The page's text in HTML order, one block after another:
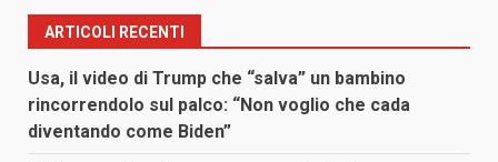
ARTICOLI RECENTI
Usa, il video di Trump che “salva” un bambino
rincorrendolo sul palco: “Non voglio che cada
diventando come Biden”